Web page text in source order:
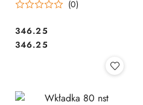
bezpieczeństwa, 5 kluczy
(0)
Cena:
346.25
Cena:
346.25